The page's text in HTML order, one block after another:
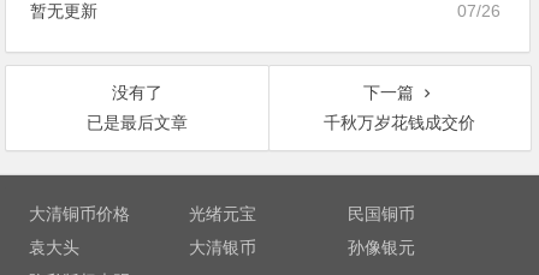
07/26
暂无更新
没有了
已是最后文章
下一篇
千秋万岁花钱成交价
文
大清铜币价格 光绪元宝
民国铜币
袁大头
大清银币
孙像银元